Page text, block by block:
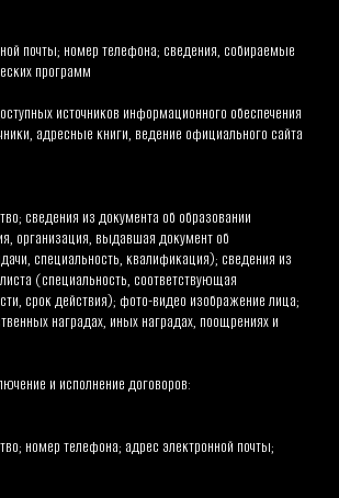
почты; номер телефона; сведения, собираемые
программ
источников информационного обеспечения
адресные книги, ведение официального сайта
сведения из документа об образовании
организация, выдавшая документ об
специальность, квалификация); сведения из
(специальность, соответствующая
срок действия); фото-видео изображение лица;
наградах, иных наградах, поощрениях и
и исполнение договоров:
номер телефона; адрес электронной почты;